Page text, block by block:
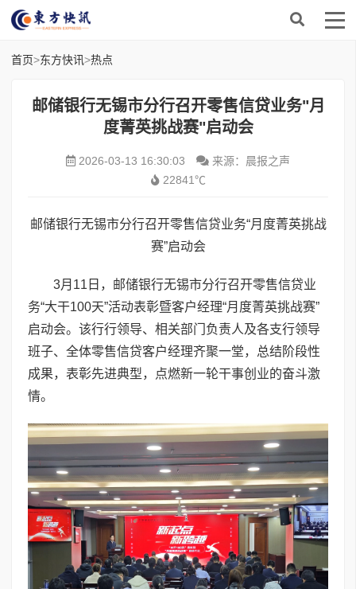
首页>东方快讯>热点
邮储银行无锡市分行召开零售信贷业务"月
度菁英挑战赛"启动会
2026-03-13 16:30:03
来源：晨报之声
22841℃
邮储银行无锡市分行召开零售信贷业务“月度菁英挑战
赛”启动会
3月11日，邮储银行无锡市分行召开零售信贷业
务“大干100天”活动表彰暨客户经理“月度菁英挑战赛”
启动会。该行行领导、相关部门负责人及各支行领导
班子、全体零售信贷客户经理齐聚一堂，总结阶段性
成果，表彰先进典型，点燃新一轮干事创业的奋斗激
情。